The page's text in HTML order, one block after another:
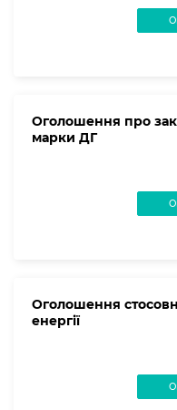
Оголошення про
марки ДГ
Оголошення
енергії